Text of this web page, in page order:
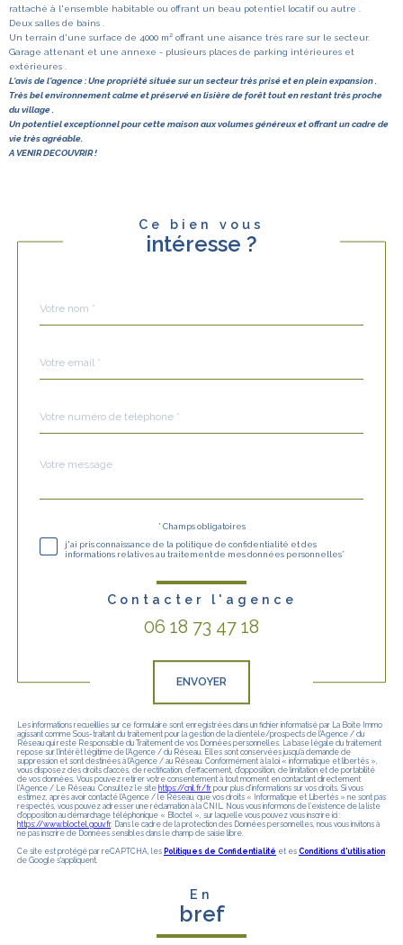
rattaché à l'ensemble habitable ou offrant un beau potentiel locatif ou autre .
Deux salles de bains .
Un terrain d'une surface de 4000 m² offrant une aisance très rare sur le secteur.
Garage attenant et une annexe - plusieurs places de parking intérieures et
extérieures .
L'avis de l'agence : Une propriété située sur un secteur très prisé et en plein expansion .
Très bel environnement calme et préservé en lisière de forêt tout en restant très proche
du village .
Un potentiel exceptionnel pour cette maison aux volumes généreux et offrant un cadre de
vie très agréable.
A VENIR DECOUVRIR !
Ce bien vous
intéresse ?
*
*
*
Fieldset
Message
* Champs obligatoires
j'ai pris connaissance de la politique de confidentialité et des
informations relatives au traitement de mes données personnelles*
Contacter l'agence
06 18 73 47 18
ENVOYER
Les informations recueillies sur ce formulaire sont enregistrées dans un fichier informatisé par La Boite Immo
agissant comme Sous-traitant du traitement pour la gestion de la clientèle/prospects de l'Agence / du
Réseau qui reste Responsable du Traitement de vos Données personnelles. La base légale du traitement
repose sur l'intérêt légitime de l'Agence / du Réseau. Elles sont conservées jusqu'à demande de
suppression et sont destinées à l'Agence / au Réseau. Conformément à la loi « informatique et libertés »,
vous disposez des droits d’accès, de rectification, d’effacement, d’opposition, de limitation et de portabilité
de vos données. Vous pouvez retirer votre consentement à tout moment en contactant directement
l’Agence / Le Réseau. Consultez le site https://cnil.fr/fr pour plus d’informations sur vos droits. Si vous
estimez, après avoir contacté l'Agence / le Réseau, que vos droits « Informatique et Libertés » ne sont pas
respectés, vous pouvez adresser une réclamation à la CNIL. Nous vous informons de l’existence de la liste
d'opposition au démarchage téléphonique « Bloctel », sur laquelle vous pouvez vous inscrire ici :
https://www.bloctel.gouv.fr. Dans le cadre de la protection des Données personnelles, nous vous invitons à
ne pas inscrire de Données sensibles dans le champ de saisie libre.
Ce site est protégé par reCAPTCHA, les Politiques de Confidentialité et es Conditions d'utilisation
de Google s'appliquent.
En
bref